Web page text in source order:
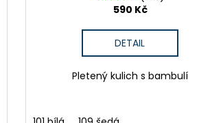
590 Kč
DETAIL
Pletený kulich s bambulí